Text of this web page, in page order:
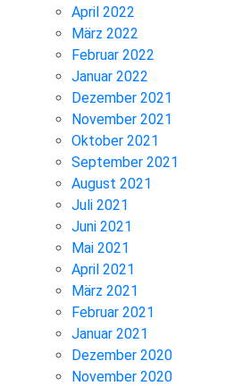
April 2022
März 2022
Februar 2022
Januar 2022
Dezember 2021
November 2021
Oktober 2021
September 2021
August 2021
Juli 2021
Juni 2021
Mai 2021
April 2021
März 2021
Februar 2021
Januar 2021
Dezember 2020
November 2020